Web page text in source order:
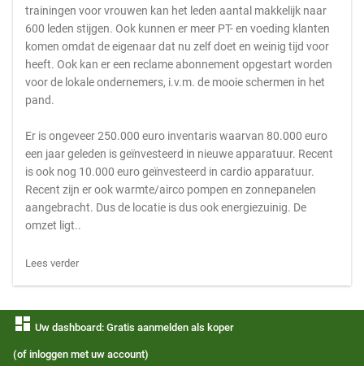
trainingen voor vrouwen kan het leden aantal makkelijk naar
600 leden stijgen. Ook kunnen er meer PT- en voeding klanten
komen omdat de eigenaar dat nu zelf doet en weinig tijd voor
heeft. Ook kan er een reclame abonnement opgestart worden
voor de lokale ondernemers, i.v.m. de mooie schermen in het
pand.
Er is ongeveer 250.000 euro inventaris waarvan 80.000 euro
een jaar geleden is geïnvesteerd in nieuwe apparatuur. Recent
is ook nog 10.000 euro geïnvesteerd in cardio apparatuur.
Recent zijn er ook warmte/airco pompen en zonnepanelen
aangebracht. Dus de locatie is dus ook energiezuinig. De
omzet ligt..
Lees verder
dashboard Uw dashboard: Gratis aanmelden als koper
(of inloggen met uw account)